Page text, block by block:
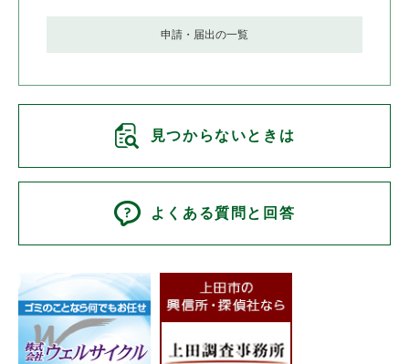
申請・届出の一覧
見つからないときは
よくある質問と回答